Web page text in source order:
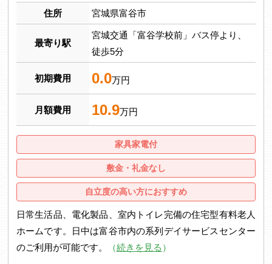
住所 宮城県富谷市
最寄り駅
宮城交通「富谷学校前」バス停より、
徒歩5分
初期費用 0.0万円
月額費用 10.9万円
家具家電付
敷金・礼金なし
自立度の高い方におすすめ
日常生活品、電化製品、室内トイレ完備の住宅型有料老人
ホームです。日中は富谷市内の系列デイサービスセンター
のご利用が可能です。
（続きを見る ）